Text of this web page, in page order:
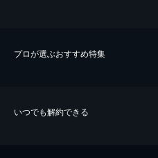
プロが選ぶおすすめ特集
いつでも解約できる